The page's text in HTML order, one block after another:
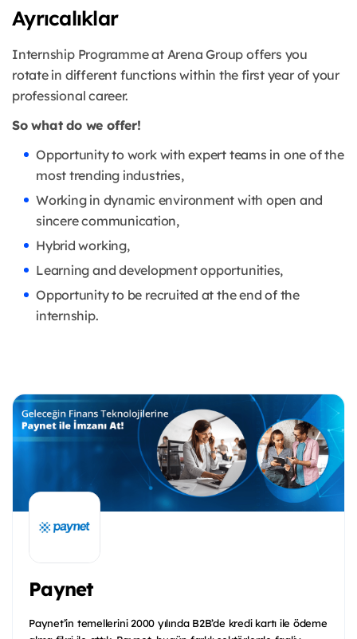
Ayrıcalıklar
Internship Programme at Arena Group offers you
rotate in different functions within the first year of your
professional career.
So what do we offer!
Opportunity to work with expert teams in one of the
most trending industries,
Working in dynamic environment with open and
sincere communication,
Hybrid working,
Learning and development opportunities,
Opportunity to be recruited at the end of the
internship.
Paynet
Paynet’in temellerini 2000 yılında B2B’de kredi kartı ile ödeme